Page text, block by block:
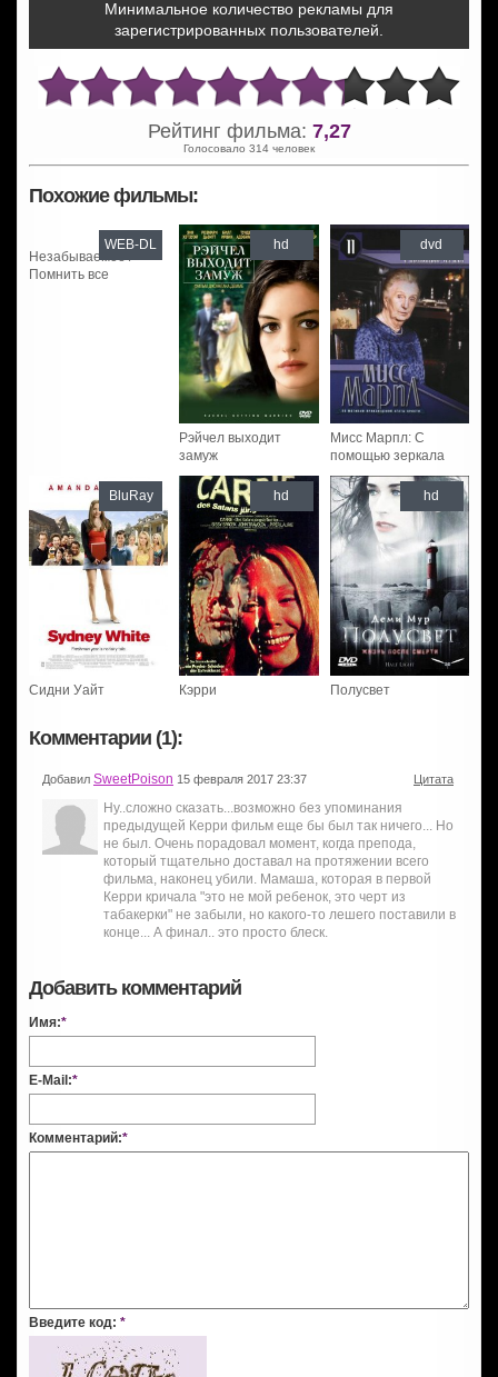
Минимальное количество рекламы для
зарегистрированных пользователей.
Рейтинг фильма: 7,27
Голосовало 314 человек
Похожие фильмы:
Незабываемое /
Помнить все
WEB-DL
Рэйчел выходит
замуж
hd
Мисс Марпл: С
помощью зеркала
dvd
Сидни Уайт
BluRay
Кэрри
hd
Полусвет
hd
Комментарии (1):
Добавил SweetPoison 15 февраля 2017 23:37 Цитата
Ну..сложно сказать...возможно без упоминания
предыдущей Керри фильм еще бы был так ничего... Но
не был. Очень порадовал момент, когда препода,
который тщательно доставал на протяжении всего
фильма, наконец убили. Мамаша, которая в первой
Керри кричала "это не мой ребенок, это черт из
табакерки" не забыли, но какого-то лешего поставили в
конце... А финал.. это просто блеск.
Добавить комментарий
Имя:*
E-Mail:*
Комментарий:*
Введите код: *